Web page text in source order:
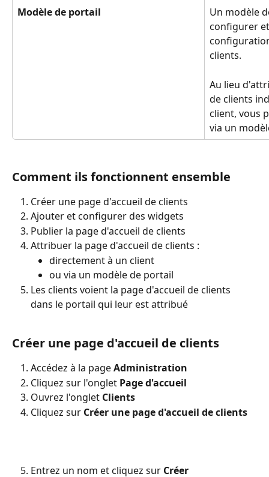
Modèle de portail
Un modèle
configurer
clients.
Au lieu
de clients
client, vous
via un
Comment ils fonctionnent ensemble
Créer une page d'accueil de clients
Ajouter et configurer des widgets
Publier la page d'accueil de clients
Attribuer la page d'accueil de clients :
directement à un client
ou via un modèle de portail
Les clients voient la page d'accueil de clients
dans le portail qui leur est attribué
Créer une page d'accueil de clients
Accédez à la page Administration
Cliquez sur l'onglet Page d'accueil
Ouvrez l'onglet Clients
Cliquez sur Créer une page d'accueil de clients
Entrez un nom et cliquez sur Créer